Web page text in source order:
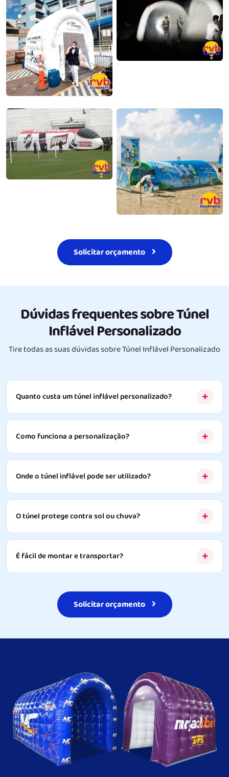
Solicitar orçamento
Dúvidas frequentes sobreTúnel
Inflável Personalizado
Tire todas as suas dúvidas sobreTúnel Inflável Personalizado
Quanto custa um túnel inflável personalizado?
Como funciona a personalização?
Onde o túnel inflável pode ser utilizado?
O túnel protege contra sol ou chuva?
É fácil de montar e transportar?
Solicitar orçamento